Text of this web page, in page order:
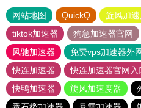
网站地图 QuickQ 旋风加
tiktok加速器
狗急加速器官网
风驰加速器
免费vps加速器外
快连加速器
快连加速器官网入
快鸭加速器
旋风加速度器